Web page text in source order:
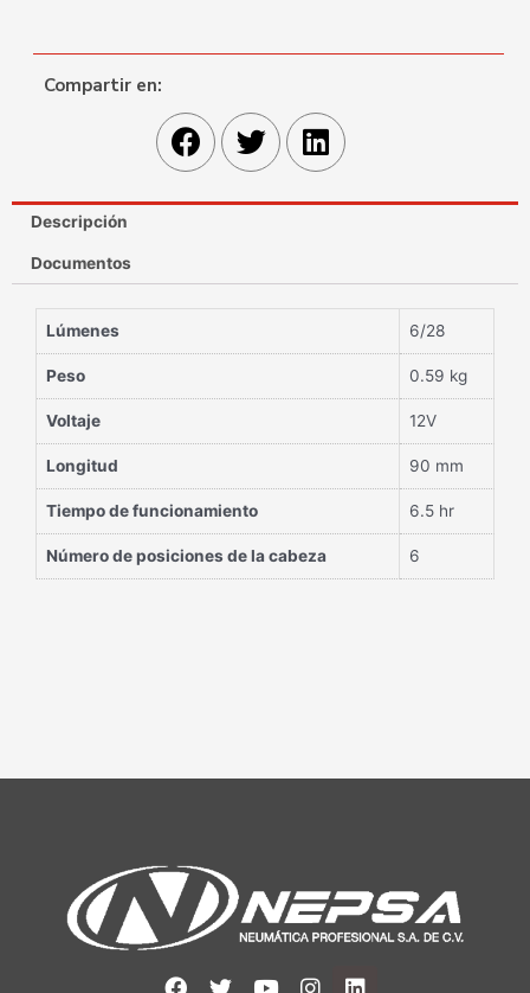
Compartir en:
Descripción
Documentos
Lúmenes 6/28
Peso 0.59 kg
Voltaje 12V
Longitud 90 mm
Tiempo de funcionamiento 6.5 hr
Número de posiciones de la cabeza 6